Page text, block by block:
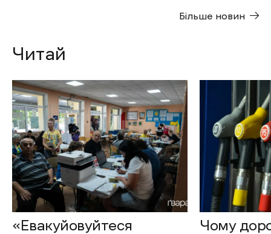
Більше новин
Читай
«Евакуйовуйтеся
Чому